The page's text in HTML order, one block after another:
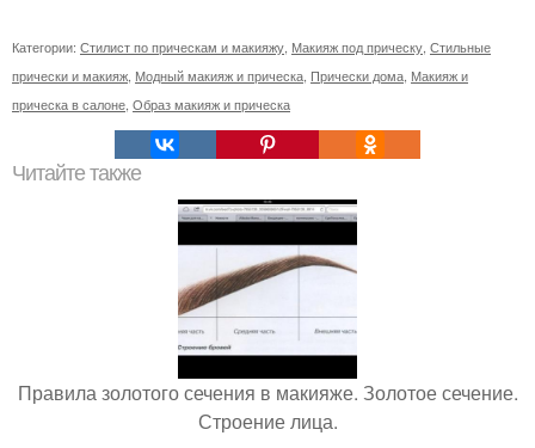
Категории: Стилист по прическам и макияжу Макияж под прическу Стильные
прически и макияж Модный макияж и прическа Прически дома Макияж и
прическа в салоне Образ макияж и прическа
Читайте также
Правила золотого сечения в макияже. Золотое сечение.
Строение лица.